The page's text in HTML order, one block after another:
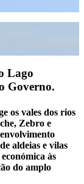
Lago
Governo.
os vales dos rios
Zebro e
aldeias e vilas
às
do amplo